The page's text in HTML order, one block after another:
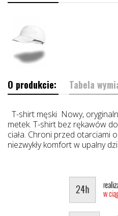
O produkcie: Tabela
T-shirt męski Nowy,
metek. T-shirt bez rękawów
ciała. Chroni przed otarciami
niezwykły komfort w upalny